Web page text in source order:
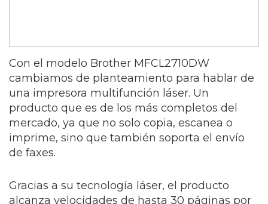
Con el modelo Brother MFCL2710DW
cambiamos de planteamiento para hablar de
una impresora multifunción láser. Un
producto que es de los más completos del
mercado, ya que no solo copia, escanea o
imprime, sino que también soporta el envío
de faxes.
Gracias a su tecnología láser, el producto
alcanza velocidades de hasta 30 páginas por